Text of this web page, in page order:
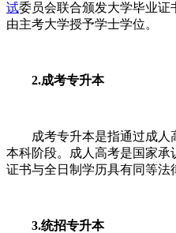
试委员会联合颁发大学毕业
由主考大学授予学士学位。
2.成考专升本
成考专升本是指通过成人
本科阶段。成人高考是国家
证书与全日制学历具有同等法
3.统招专升本